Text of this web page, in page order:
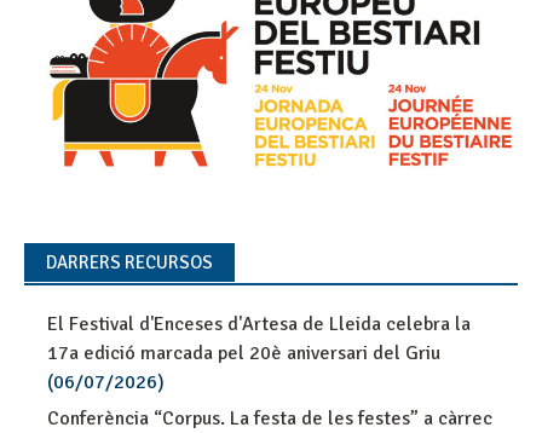
DARRERS RECURSOS
El Festival d'Enceses d'Artesa de Lleida celebra la
17a edició marcada pel 20è aniversari del Griu
(06/07/2026)
Conferència “Corpus. La festa de les festes” a càrrec